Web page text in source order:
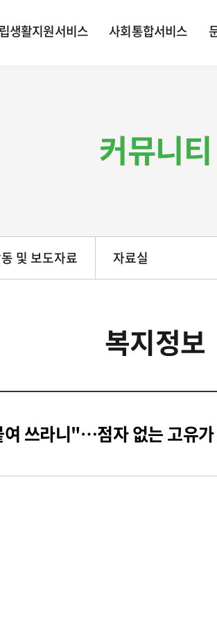
생활지원서비스 사회통합서비스
커뮤니티
및 보도자료 자료실
복지정보
쓰라니"…점자 없는 고유